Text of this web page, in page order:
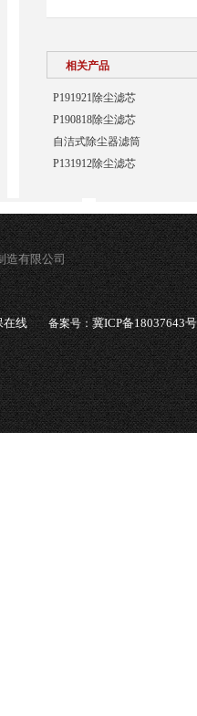
相关产品
P191921除尘滤芯
P190818除尘滤芯
自洁式除尘器滤筒
P131912除尘滤芯
造有限公司
在线 备案号：冀ICP备18037643